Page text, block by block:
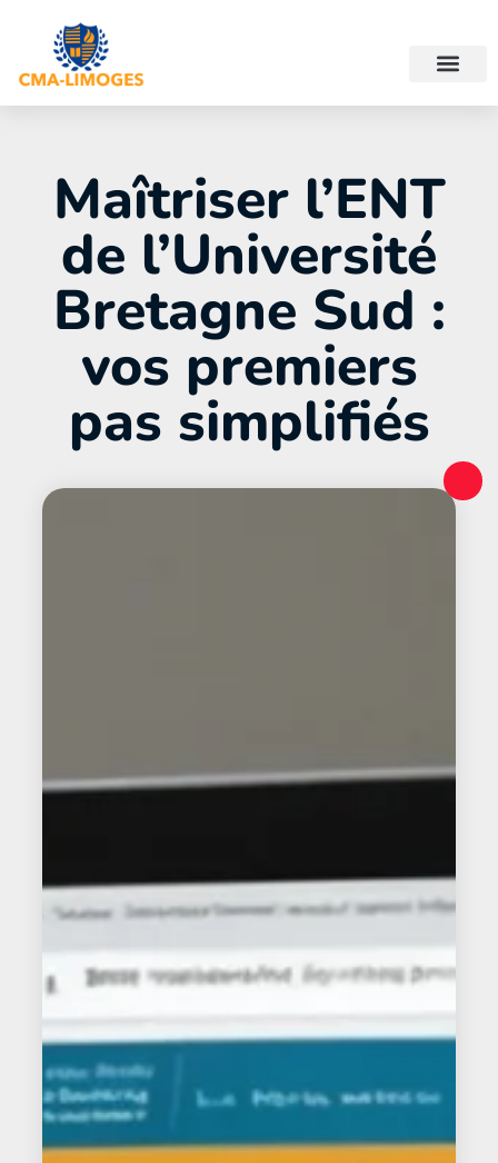
Maîtriser l’ENT
de l’Université
Bretagne Sud :
vos premiers
pas simplifiés